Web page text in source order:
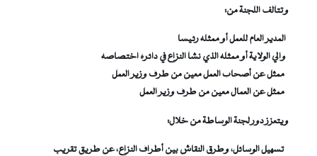
وتتألف اللجنة من:
المدير العام للعمل أو ممثله رئيسا
والي الولاية أو ممثله الذي نشأ النزاع في دائرة اختصاصه
ممثل عن أصحاب العمل معين من طرف وزير العمل
ممثل عن العمال معين من طرف وزير العمل
ويتعزز دور لجنة الوساطة من خلال:
تسهيل الوسائل، وطرق النقاش بين أطراف النزاع، عن طريق تقريب